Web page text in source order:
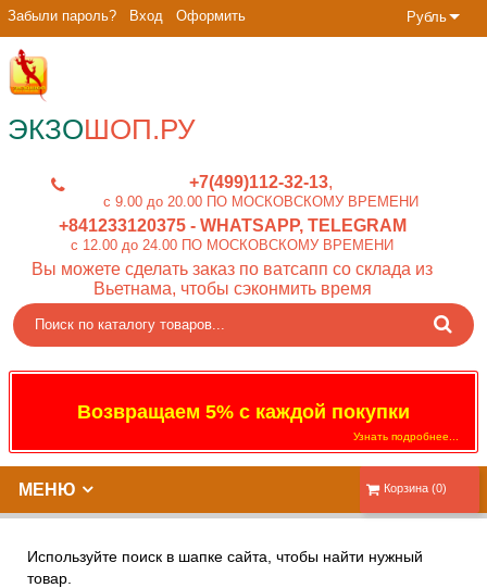
Рубль
Забыли пароль? Вход Оформить
ЭКЗОШОП.РУ
+7(499)112-32-13
c 9.00 до 20.00 ПО МОСКОВСКОМУ ВРЕМЕНИ
+841233120375- WHATSAPP, TELEGRAM
c 12.00 до 24.00 ПО МОСКОВСКОМУ ВРЕМЕНИ
Вы можете сделать заказ по ватсапп со склада из
Вьетнама, чтобы сэконмить время
Возвращаем 5% с каждой покупки
Узнать подробнее...
Корзина (0)
МЕНЮ
Используйте поиск в шапке сайта, чтобы найти нужный
товар.